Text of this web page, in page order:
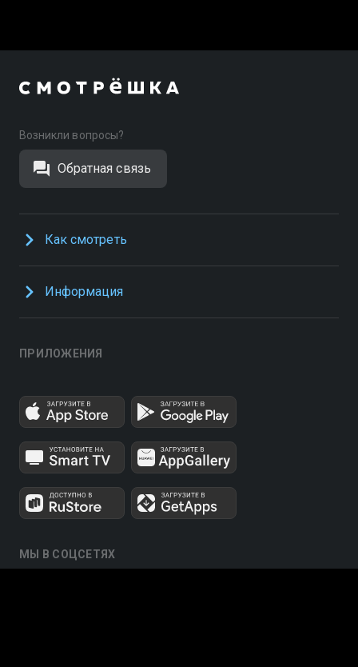
Возникли вопросы?
Обратная связь
Как смотреть
Информация
ПРИЛОЖЕНИЯ
МЫ В СОЦСЕТЯХ